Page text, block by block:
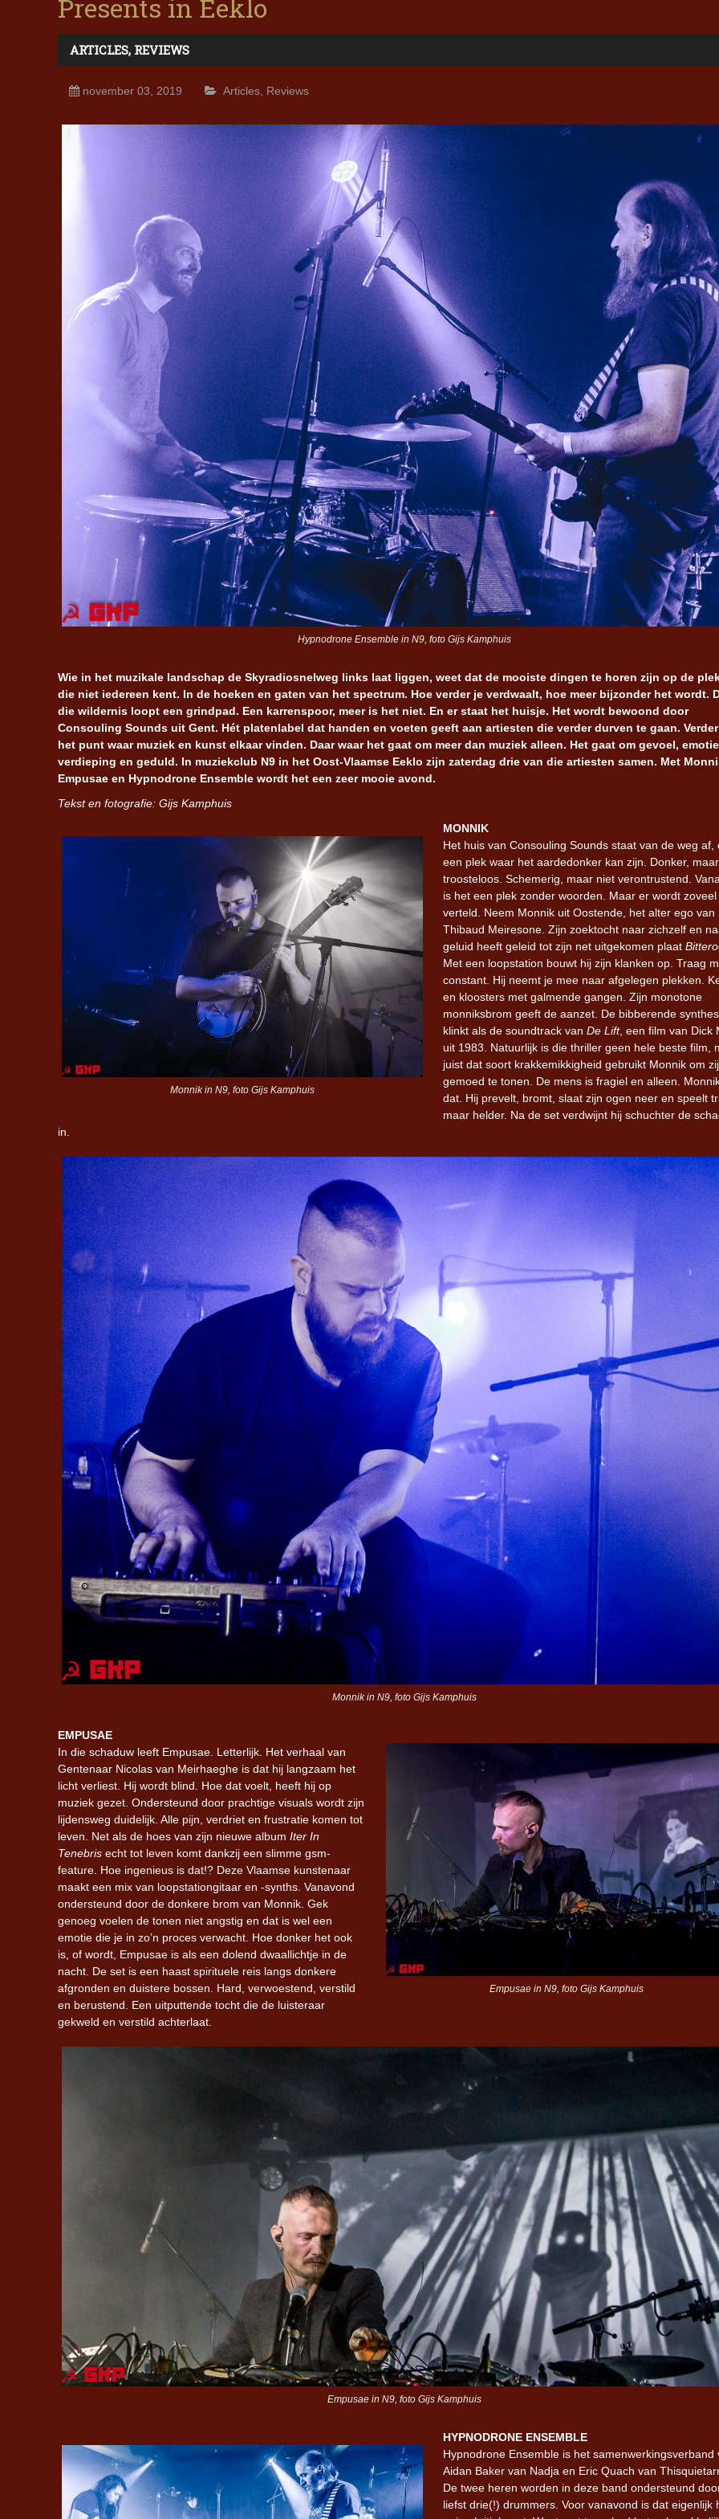
Presents in Eeklo
ARTICLES, REVIEWS
november 03, 2019 Articles Reviews
Hypnodrone Ensemble in N9, foto Gijs Kamphuis
Wie in het muzikale landschap de Skyradiosnelweg links laat liggen, weet dat de mooiste dingen te horen zijn op de
die niet iedereen kent. In de hoeken en gaten van het spectrum. Hoe verder je verdwaalt, hoe meer bijzonder het wordt.
die wildernis loopt een grindpad. Een karrenspoor, meer is het niet. En er staat het huisje. Het wordt bewoond door
Consouling Sounds uit Gent. Hét platenlabel dat handen en voeten geeft aan artiesten die verder durven te gaan.
het punt waar muziek en kunst elkaar vinden. Daar waar het gaat om meer dan muziek alleen. Het gaat om gevoel,
verdieping en geduld. In muziekclub N9 in het Oost-Vlaamse Eeklo zijn zaterdag drie van die artiesten samen. Met
Empusae en Hypnodrone Ensemble wordt het een zeer mooie avond.
Tekst en fotografie: Gijs Kamphuis
Monnik in N9, foto Gijs Kamphuis
MONNIK
Het huis van Consouling Sounds staat van de weg af,
een plek waar het aardedonker kan zijn. Donker,
troosteloos. Schemerig, maar niet verontrustend.
is het een plek zonder woorden. Maar er wordt zoveel
verteld. Neem Monnik uit Oostende, het alter ego van
Thibaud Meiresone. Zijn zoektocht naar zichzelf en
geluid heeft geleid tot zijn net uitgekomen plaat
Met een loopstation bouwt hij zijn klanken op. Traag
constant. Hij neemt je mee naar afgelegen plekken.
en kloosters met galmende gangen. Zijn monotone
monniksbrom geeft de aanzet. De bibberende
klinkt als de soundtrack van De Lift, een film van Dick
uit 1983. Natuurlijk is die thriller geen hele beste film,
juist dat soort krakkemikkigheid gebruikt Monnik om
gemoed te tonen. De mens is fragiel en alleen.
dat. Hij prevelt, bromt, slaat zijn ogen neer en speelt
maar helder. Na de set verdwijnt hij schuchter de
in.
Monnik in N9, foto Gijs Kamphuis
Empusae in N9, foto Gijs Kamphuis
EMPUSAE
In die schaduw leeft Empusae . Letterlijk. Het verhaal van
Gentenaar Nicolas van Meirhaeghe is dat hij langzaam het
licht verliest. Hij wordt blind. Hoe dat voelt, heeft hij op
muziek gezet. Ondersteund door prachtige visuals wordt zijn
lijdensweg duidelijk. Alle pijn, verdriet en frustratie komen tot
leven. Net als de hoes van zijn nieuwe album Iter In
Tenebris echt tot leven komt dankzij een slimme gsm-
feature. Hoe ingenieus is dat!? Deze Vlaamse kunstenaar
maakt een mix van loopstationgitaar en -synths. Vanavond
ondersteund door de donkere brom van Monnik. Gek
genoeg voelen de tonen niet angstig en dat is wel een
emotie die je in zo’n proces verwacht. Hoe donker het ook
is, of wordt, Empusae is als een dolend dwaallichtje in de
nacht. De set is een haast spirituele reis langs donkere
afgronden en duistere bossen. Hard, verwoestend, verstild
en berustend. Een uitputtende tocht die de luisteraar
gekweld en verstild achterlaat.
Empusae in N9, foto Gijs Kamphuis
HYPNODRONE ENSEMBLE
Hypnodrone Ensemble is het samenwerkingsverband
Aidan Baker van Nadja en Eric Quach van
De twee heren worden in deze band ondersteund
liefst drie(!) drummers. Voor vanavond is dat eigenlijk
Iron Jinn doopt vers epos